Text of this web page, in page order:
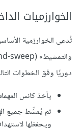
الخوارزميات
تُدعى الخوارزمية
دوريًا وفق الخطوات
يأخذ كانس
ثم يُمشِّط جميع
ويحفظها